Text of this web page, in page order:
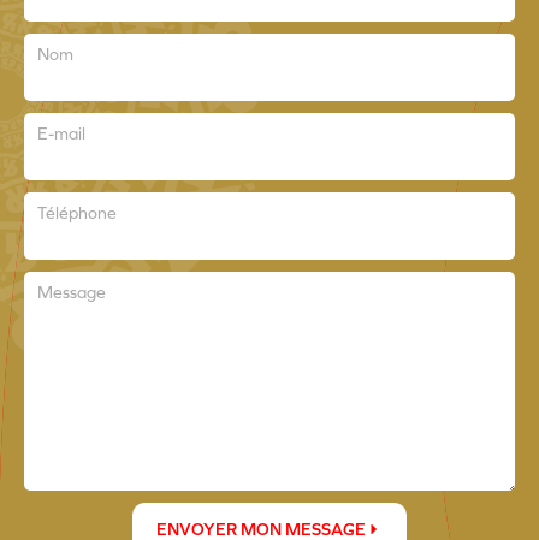
Nom
E-mail
Téléphone
Message
ENVOYER MON MESSAGE